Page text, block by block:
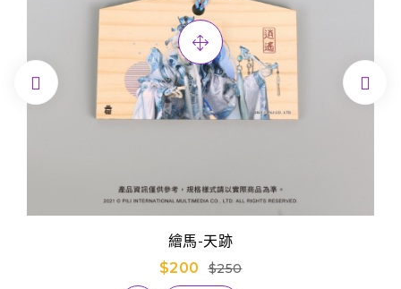
繪馬-天跡
$200
$250
 